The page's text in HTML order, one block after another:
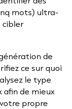
mots) ultra-
de
ce sur quoi
le type
afin de mieux
propre